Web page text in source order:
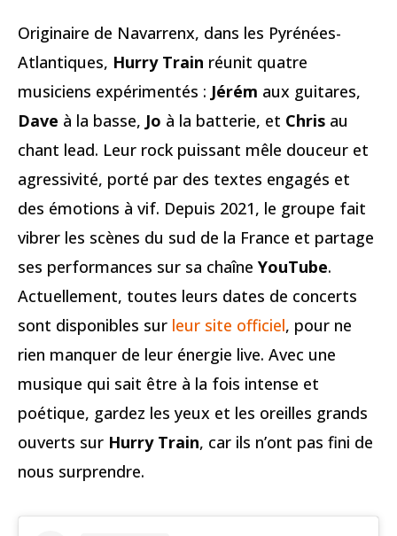
Originaire de Navarrenx, dans les Pyrénées-
Atlantiques, Hurry Train réunit quatre
musiciens expérimentés : Jérém aux guitares,
Dave à la basse, Jo à la batterie, et Chris au
chant lead. Leur rock puissant mêle douceur et
agressivité, porté par des textes engagés et
des émotions à vif. Depuis 2021, le groupe fait
vibrer les scènes du sud de la France et partage
ses performances sur sa chaîne YouTube.
Actuellement, toutes leurs dates de concerts
sont disponibles sur leur site officiel, pour ne
rien manquer de leur énergie live. Avec une
musique qui sait être à la fois intense et
poétique, gardez les yeux et les oreilles grands
ouverts sur Hurry Train, car ils n’ont pas fini de
nous surprendre.